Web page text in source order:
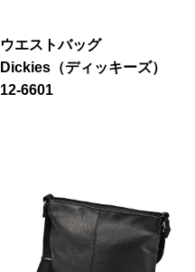
ウエストバッグ
Dickies（ディッキーズ）
12-6601